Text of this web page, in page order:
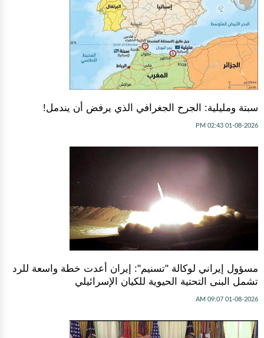
سبتة ومليلية: الجرح الجغرافي الذي يرفض أن يندمل!
01-08-2026 02:43 PM
مسؤول إيراني لوكالة "تسنيم": إيران أعدت خطة واسعة للرد
تشمل البنى التحتية الحيوية للكيان الإسرائيلي
01-08-2026 09:07 AM